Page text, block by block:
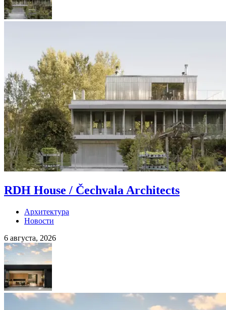
RDH House / Čechvala Architects
Архитектура
Новости
6 августа, 2026